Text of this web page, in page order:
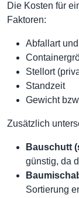
Die Kosten für
Faktoren:
Abfallart
Stellort
Standzeit
Gewicht
Zusätzlich
Bauschutt
günstig, da
Sortierung